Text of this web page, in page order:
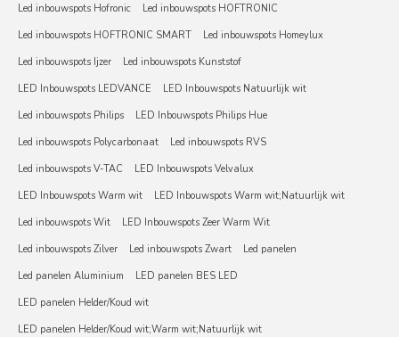
Led inbouwspots Hofronic
Led inbouwspots HOFTRONIC
Led inbouwspots HOFTRONIC SMART
Led inbouwspots Homeylux
Led inbouwspots Ijzer
Led inbouwspots Kunststof
LED Inbouwspots LEDVANCE
LED Inbouwspots Natuurlijk wit
Led inbouwspots Philips
LED Inbouwspots Philips Hue
Led inbouwspots Polycarbonaat
Led inbouwspots RVS
Led inbouwspots V-TAC
LED Inbouwspots Velvalux
LED Inbouwspots Warm wit
LED Inbouwspots Warm wit;Natuurlijk wit
Led inbouwspots Wit
LED Inbouwspots Zeer Warm Wit
Led inbouwspots Zilver
Led inbouwspots Zwart
Led panelen
Led panelen Aluminium
LED panelen BES LED
LED panelen Helder/Koud wit
LED panelen Helder/Koud wit;Warm wit;Natuurlijk wit